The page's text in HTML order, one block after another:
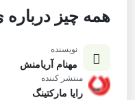
همه چیز
نویسنده
مهنام آریامنش
منتشر کننده
رایا مارکتینگ